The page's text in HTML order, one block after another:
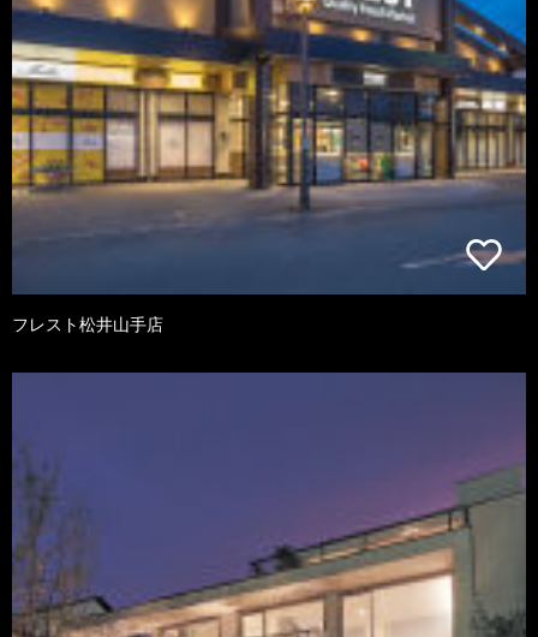
フレスト松井山手店